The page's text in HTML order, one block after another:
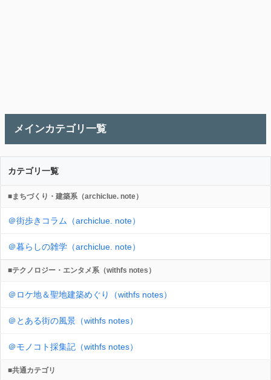
メインカテゴリ一覧
カテゴリ一覧
■まちづくり・建築系（archiclue. note）
＠街歩きコラム（archiclue. note）
＠暮らしの雑学（archiclue. note）
■テクノロジー・エンタメ系（withfs notes）
＠ロケ地＆聖地建築めぐり（withfs notes）
＠とある街の風景（withfs notes）
＠モノコト採集記（withfs notes）
■共通カテゴリ